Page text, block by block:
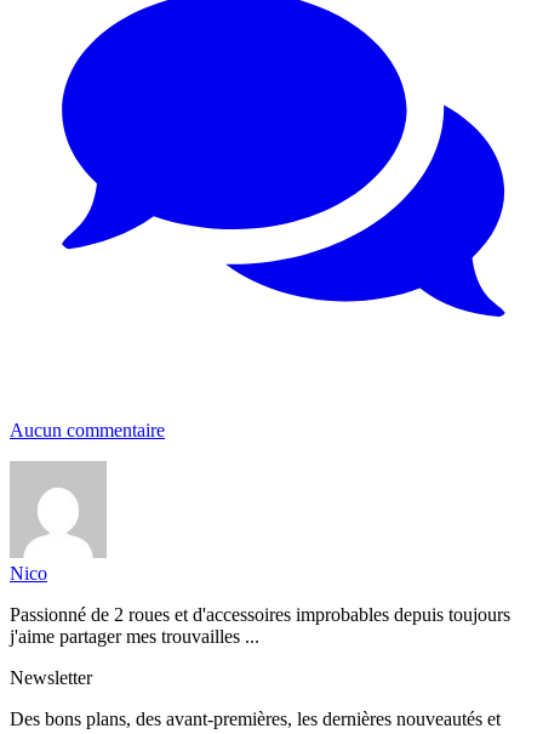
Aucun commentaire
Nico
Passionné de 2 roues et d'accessoires improbables depuis toujours
j'aime partager mes trouvailles ...
Newsletter
Des bons plans, des avant-premières, les dernières nouveautés et